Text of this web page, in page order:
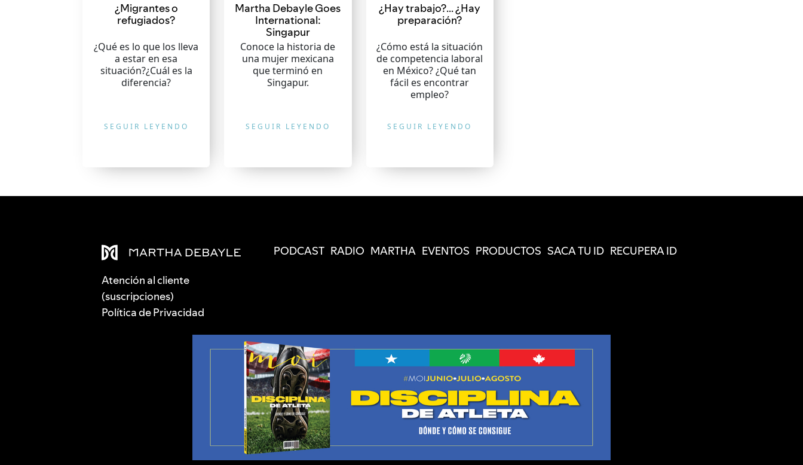
¿Migrantes o
refugiados?
¿Qué es lo que los lleva
a estar en esa
situación?¿Cuál es la
diferencia?
SEGUIR LEYENDO
Martha Debayle Goes
International:
Singapur
Conoce la historia de
una mujer mexicana
que terminó en
Singapur.
SEGUIR LEYENDO
¿Hay trabajo?… ¿Hay
preparación?
¿Cómo está la situación
de competencia laboral
en México? ¿Qué tan
fácil es encontrar
empleo?
SEGUIR LEYENDO
Atención al cliente
(suscripciones)
Política de Privacidad
PODCAST RADIO MARTHA EVENTOS PRODUCTOS SACA TU ID RECUPERA ID